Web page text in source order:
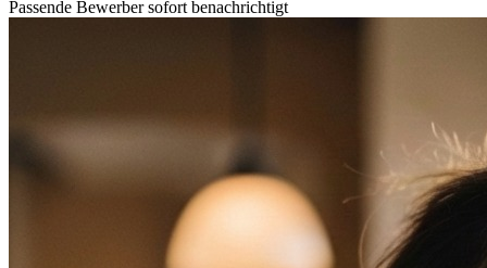
Passende Bewerber sofort benachrichtigt